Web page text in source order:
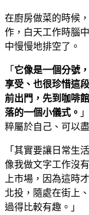
在廚房做菜的時候
作，白天工作時腦
中慢慢地排空了。
「 它像是一個分號
享受、也很珍惜這
前出門，先到咖啡
落的一個小儀式。
粹屬於自己、可以
「其實要讓日常生
像我做文字工作沒
上市場，因為這時
北投，隨處在街上
過得比較有趣。」